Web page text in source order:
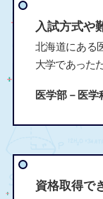
入試方式や
北海道にある
大学であった
医学部－医学
資格取得で